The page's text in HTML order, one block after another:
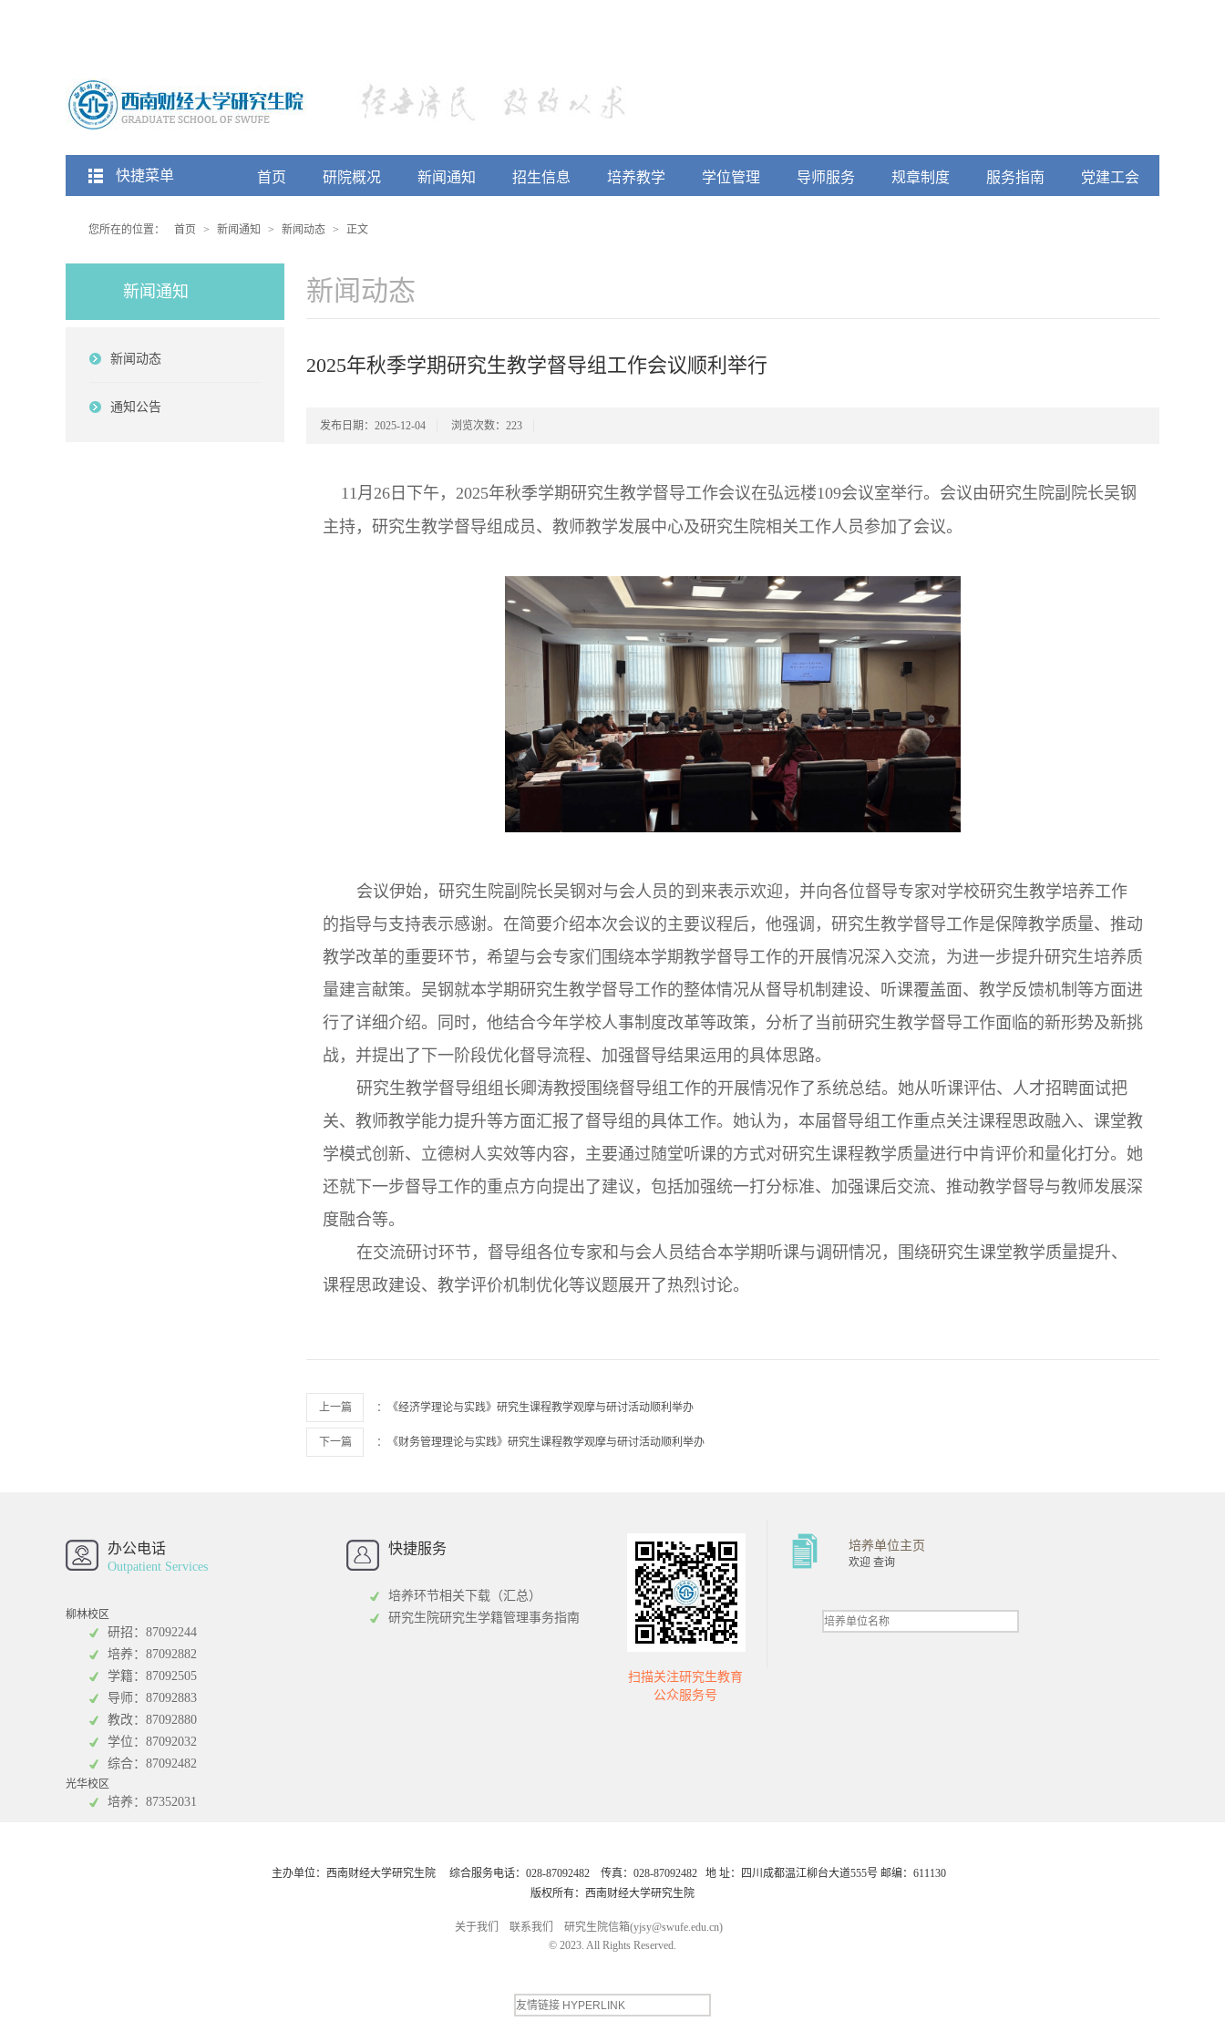
快捷菜单 首页 研院概况 新闻通知 招生信息 培养教学 学位管理 导师服务 规章制度 服务指南 党建工会
您所在的位置： 首页 > 新闻通知 > 新闻动态 > 正文
新闻通知
新闻动态
通知公告
新闻动态
2025年秋季学期研究生教学督导组工作会议顺利举行
发布日期：2025-12-04 浏览次数： 223
11月26日下午，2025年秋季学期研究生教学督导工作会议在弘远楼109会议室举行。会议由研究生院副院长吴钢
主持，研究生教学督导组成员、教师教学发展中心及研究生院相关工作人员参加了会议。
会议伊始，研究生院副院长吴钢对与会人员的到来表示欢迎，并向各位督导专家对学校研究生教学培养工作
的指导与支持表示感谢。在简要介绍本次会议的主要议程后，他强调，研究生教学督导工作是保障教学质量、推动
教学改革的重要环节，希望与会专家们围绕本学期教学督导工作的开展情况深入交流，为进一步提升研究生培养质
量建言献策。吴钢就本学期研究生教学督导工作的整体情况从督导机制建设、听课覆盖面、教学反馈机制等方面进
行了详细介绍。同时，他结合今年学校人事制度改革等政策，分析了当前研究生教学督导工作面临的新形势及新挑
战，并提出了下一阶段优化督导流程、加强督导结果运用的具体思路。
研究生教学督导组组长卿涛教授围绕督导组工作的开展情况作了系统总结。她从听课评估、人才招聘面试把
关、教师教学能力提升等方面汇报了督导组的具体工作。她认为，本届督导组工作重点关注课程思政融入、课堂教
学模式创新、立德树人实效等内容，主要通过随堂听课的方式对研究生课程教学质量进行中肯评价和量化打分。她
还就下一步督导工作的重点方向提出了建议，包括加强统一打分标准、加强课后交流、推动教学督导与教师发展深
度融合等。
在交流研讨环节，督导组各位专家和与会人员结合本学期听课与调研情况，围绕研究生课堂教学质量提升、
课程思政建设、教学评价机制优化等议题展开了热烈讨论。
上一篇 ： 《经济学理论与实践》研究生课程教学观摩与研讨活动顺利举办
下一篇 ： 《财务管理理论与实践》研究生课程教学观摩与研讨活动顺利举办
西南财经大学
西南财经大学
本科教务处
金融学院
统计学院
证券与期货学
办公电话
Outpatient Services
柳林校区
研招：87092244
培养：87092882
学籍：87092505
导师：87092883
教改：87092880
学位：87092032
综合：87092482
光华校区
培养：87352031
快捷服务
培养环节相关下载（汇总）
研究生院研究生学籍管理事务指南
扫描关注研究生教育
公众服务号
培养单位主页
欢迎 查询
主办单位：西南财经大学研究生院 综合服务电话：028-87092482 传真：028-87092482 地 址：四川成都温江柳台大道555号 邮编：611130
版权所有：西南财经大学研究生院
关于我们 联系我们
研究生院信箱(yjsy@swufe.edu.cn)
© 2023. All Rights Reserved.